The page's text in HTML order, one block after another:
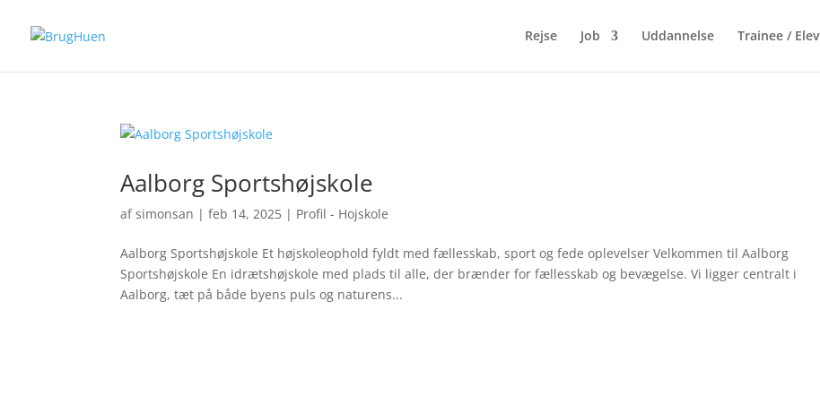
Rejse Job Uddannelse Trainee / Elev
Aalborg Sportshøjskole
afsimonsan |feb 14, 2025 | Profil - Hojskole
Aalborg Sportshøjskole Et højskoleophold fyldt med fællesskab, sport og fede oplevelser Velkommen til Aalborg
Sportshøjskole En idrætshøjskole med plads til alle, der brænder for fællesskab og bevægelse. Vi ligger centralt i
Aalborg, tæt på både byens puls og naturens...